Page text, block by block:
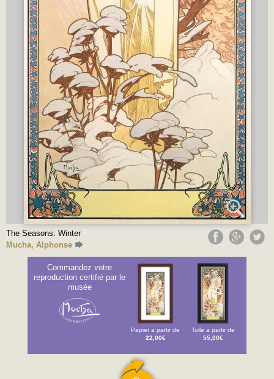
The Seasons: Winter
Mucha, Alphonse
Commandez votre
reproduction certifié par le
musée
Papier a partir de
22,00€
Toile a partir de
55,00€